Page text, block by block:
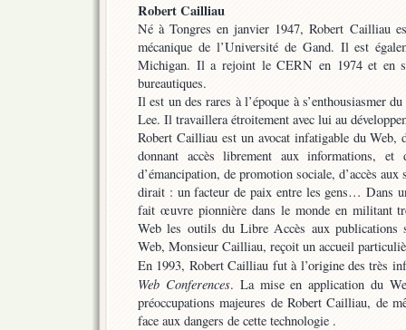
Robert Cailliau
Né à Tongres en janvier 1947, Robert Cailliau
mécanique de l’Université de Gand. Il est
Michigan. Il a rejoint le CERN en 1974 et en
bureautiques.
Il est un des rares à l’époque à s’enthousiasmer
Lee. Il travaillera étroitement avec lui au
Robert Cailliau est un avocat infatigable du Web,
donnant accès librement aux informations,
d’émancipation, de promotion sociale, d’accès
dirait : un facteur de paix entre les gens… Dans
fait œuvre pionnière dans le monde en militant
Web les outils du Libre Accès aux publications
Web, Monsieur Cailliau, reçoit un accueil
En 1993, Robert Cailliau fut à l’origine des très
Web Conferences. La mise en application du
préoccupations majeures de Robert Cailliau, de
face aux dangers de cette technologie .